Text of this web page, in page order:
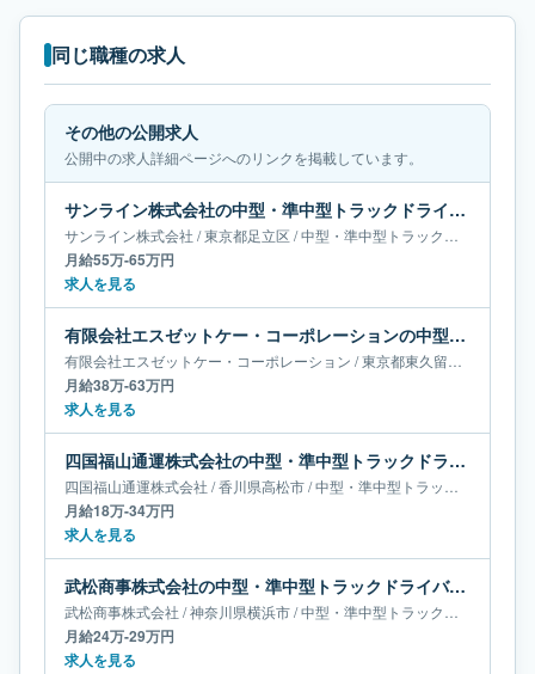
同じ職種の求人
その他の公開求人
公開中の求人詳細ページへのリンクを掲載しています。
サンライン株式会社の中型・準中型トラックドライバー求人｜東京都足立区｜月給55万-65万円
サンライン株式会社 /東京都足立区 /中型・準中型トラックドライバー
月給55万-65万円
求人を見る
有限会社エスゼットケー・コーポレーションの中型・準中型トラックドライバー求人｜東京都東久留米市｜月給38万-63万円
有限会社エスゼットケー・コーポレーション /東京都東久留米市
月給38万-63万円
求人を見る
四国福山通運株式会社の中型・準中型トラックドライバー求人｜香川県高松市｜月給18万-34万円
四国福山通運株式会社 /香川県高松市/中型・準中型トラックドライバー
月給18万-34万円
求人を見る
武松商事株式会社の中型・準中型トラックドライバー求人｜神奈川県横浜市｜月給24万-29万円
武松商事株式会社 /神奈川県横浜市/中型・準中型トラックドライバー
月給24万-29万円
求人を見る